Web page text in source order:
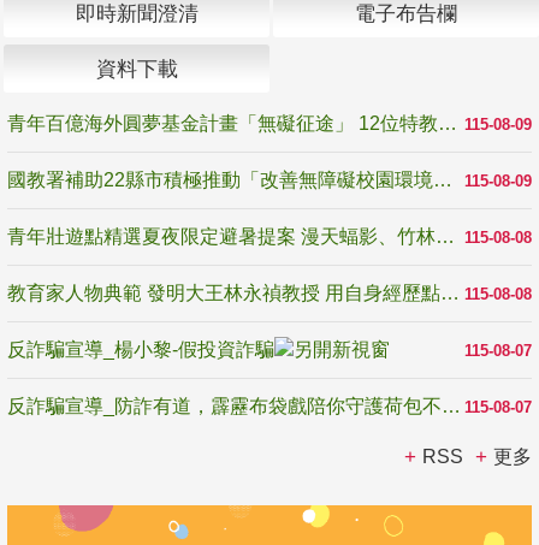
即時新聞澄清 電子布告欄
資料下載
115-08-09
青年百億海外圓夢基金計畫「無礙征途」 12位特教與弱勢青年勇闖西班牙 跨越感官限制見證生命蛻變
115-08-09
國教署補助22縣市積極推動「改善無障礙校園環境計畫」 打造友善、安全、無礙學習空間
115-08-08
青年壯遊點精選夏夜限定避暑提案 漫天蝠影、竹林尋蛙、茶香夜觀 邀青年暮色出發
115-08-08
教育家人物典範 發明大王林永禎教授 用自身經歷點亮學生的路
115-08-07
反詐騙宣導_楊小黎-假投資詐騙
115-08-07
反詐騙宣導_防詐有道，霹靂布袋戲陪你守護荷包不受騙
RSS 更多